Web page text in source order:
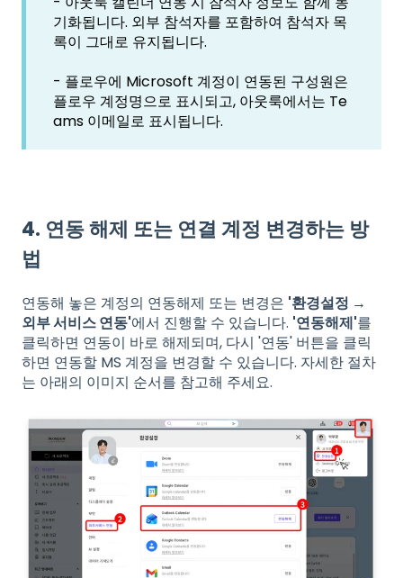
기화됩니다. 외부 참석자를 포함하여 참석자 목
록이 그대로 유지됩니다.
- 플로우에 Microsoft 계정이 연동된 구성원은
플로우 계정명으로 표시되고, 아웃룩에서는 Te
ams 이메일로 표시됩니다.
4. 연동 해제 또는 연결 계정 변경하는 방
법
연동해 놓은 계정의 연동해제 또는 변경은 '환경설정 →
외부 서비스 연동'에서 진행할 수 있습니다. '연동해제'를
클릭하면 연동이 바로 해제되며, 다시 '연동' 버튼을 클릭
하면 연동할 MS 계정을 변경할 수 있습니다. 자세한 절차
는 아래의 이미지 순서를 참고해 주세요.